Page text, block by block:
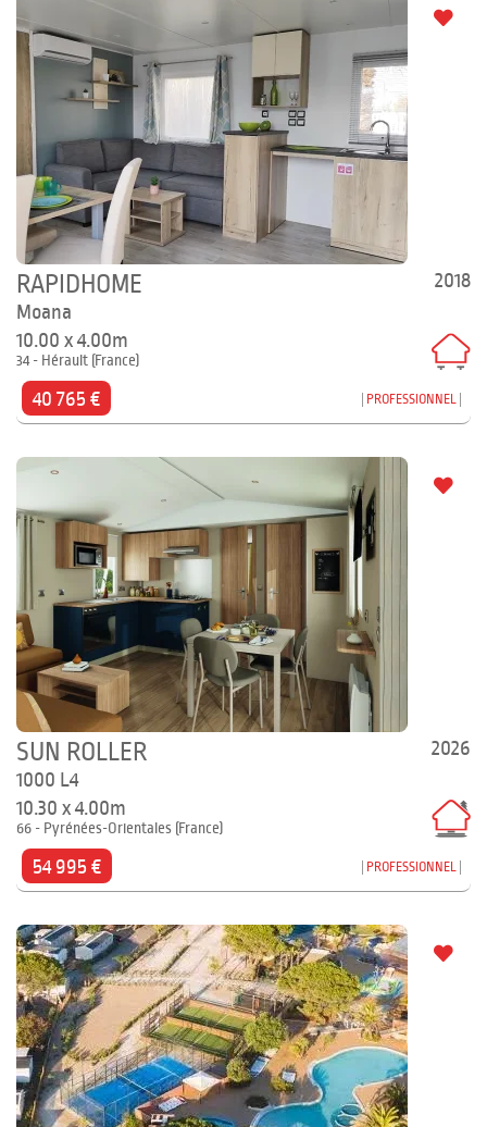
2018
RAPIDHOME
Moana
10.00 x 4.00m
34 - Hérault (France)
40 765 € PROFESSIONNEL
2026
SUN ROLLER
1000 L4
10.30 x 4.00m
66 - Pyrénées-Orientales (France)
54 995 € PROFESSIONNEL